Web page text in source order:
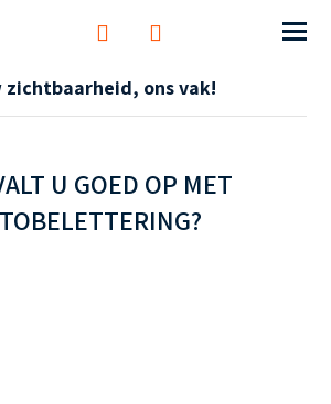
zichtbaarheid, ons vak!
U GOED OP MET